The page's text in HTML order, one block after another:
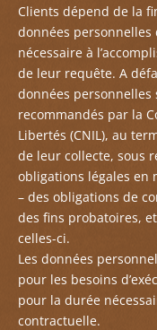
Clients dépend de la
données personnelles
nécessaire à
de leur requête. A
données
recommandés par la
Libertés (CNIL), au
de leur collecte, sous
obligations légales en
– des obligations de
des fins probatoires,
celles-ci.
Les données
pour les besoins
pour la durée
contractuelle.